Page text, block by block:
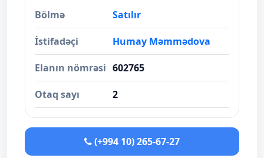
Bölmə Satılır
İstifadəçi Humay Məmmədova
Elanın nömrəsi 602765
Otaq sayı 2
(+994 10) 265-67-27